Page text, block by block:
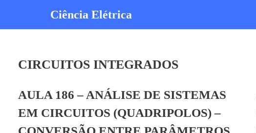
Ciência Elétrica
CIRCUITOS INTEGRADOS
AULA 186 – ANÁLISE DE SISTEMAS
EM CIRCUITOS (QUADRIPOLOS) –